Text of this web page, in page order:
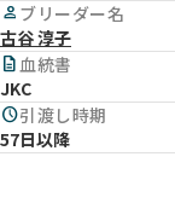
person ブリーダー名
古谷 淳子
description血統書
JKC
schedule引渡し時期
57日以降